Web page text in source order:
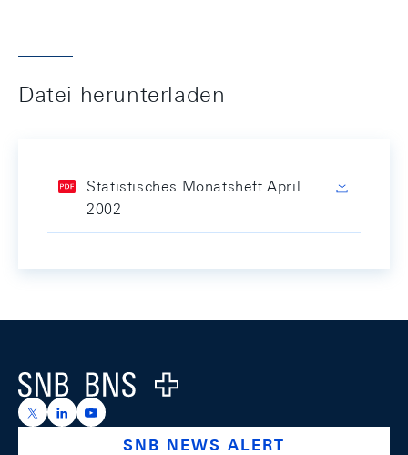
Datei herunterladen
Statistisches Monatsheft April
2002
Logo
https://x.com/snb_bns
https://ch.linkedin.com/company/swiss-national-
https://www.youtube.com/@swissnationalbank
SNB NEWS ALERT